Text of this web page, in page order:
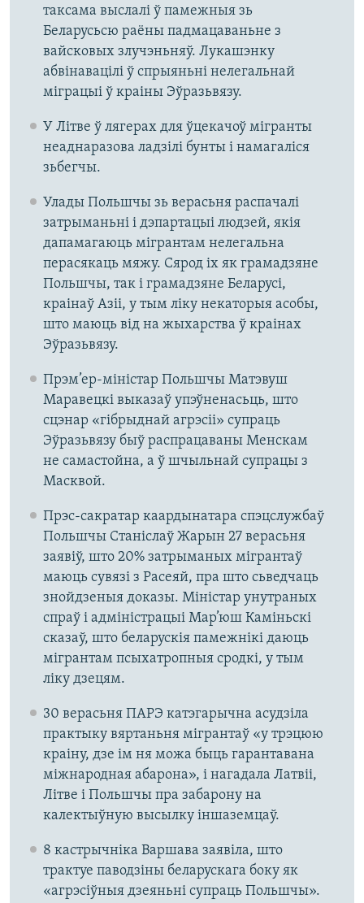
таксама выслалі ў памежныя зь
Беларусьсю раёны падмацаваньне з
вайсковых злучэньняў. Лукашэнку
абвінавацілі ў спрыяньні нелегальнай
міграцыі ў краіны Эўразьвязу.
У Літве ў лягерах для ўцекачоў мігранты
неаднаразова ладзілі бунты і намагаліся
зьбегчы.
Улады Польшчы зь верасьня распачалі
затрыманьні і дэпартацыі людзей, якія
дапамагаюць мігрантам нелегальна
перасякаць мяжу. Сярод іх як грамадзяне
Польшчы, так і грамадзяне Беларусі,
краінаў Азіі, у тым ліку некаторыя асобы,
што маюць від на жыхарства ў краінах
Эўразьвязу.
Прэм’ер-міністар Польшчы Матэвуш
Маравецкі выказаў упэўненасьць, што
сцэнар «гібрыднай агрэсіі» супраць
Эўразьвязу быў распрацаваны Менскам
не самастойна, а ў шчыльнай супрацы з
Масквой.
Прэс-сакратар каардынатара спэцслужбаў
Польшчы Станіслаў Жарын 27 верасьня
заявіў, што 20% затрыманых мігрантаў
маюць сувязі з Расеяй, пра што сьведчаць
знойдзеныя доказы. Міністар унутраных
спраў і адміністрацыі Мар’юш Каміньскі
сказаў, што беларускія памежнікі даюць
мігрантам псыхатропныя сродкі, у тым
ліку дзецям.
30 верасьня ПАРЭ катэгарычна асудзіла
практыку вяртаньня мігрантаў «у трэцюю
краіну, дзе ім ня можа быць гарантавана
міжнародная абарона», і нагадала Латвіі,
Літве і Польшчы пра забарону на
калектыўную высылку іншаземцаў.
8 кастрычніка Варшава заявіла, што
трактуе паводзіны беларускага боку як
«агрэсіўныя дзеяньні супраць Польшчы».